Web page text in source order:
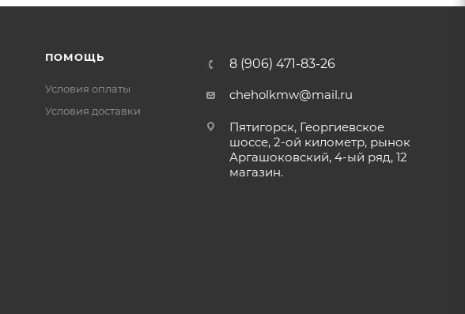
ПОМОЩЬ
Условия оплаты
Условия доставки
8 (906) 471-83-26
cheholkmw@mail.ru
Пятигорск, Георгиевское
шоссе, 2-ой километр, рынок
Аргашоковский, 4-ый ряд, 12
магазин.